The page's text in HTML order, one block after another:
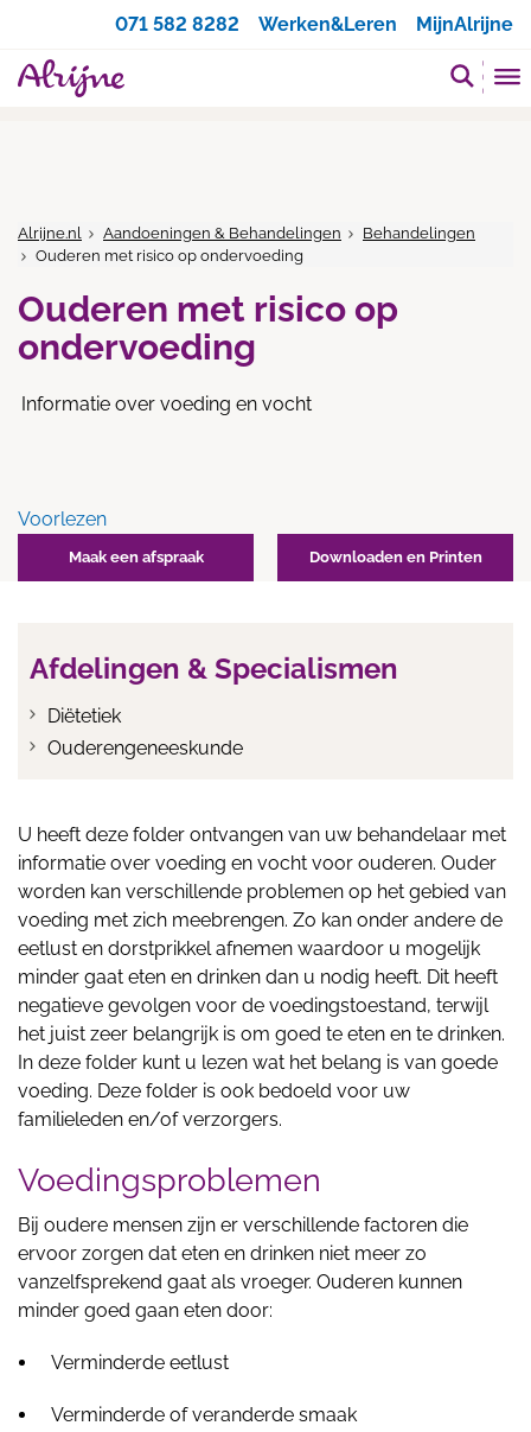
071 582 8282
Werken&Leren MijnAlrijne
Alrijne.nl Aandoeningen & Behandelingen
Behandelingen
Ouderen met risico op ondervoeding
Ouderen met risico op
ondervoeding
Informatie over voeding en vocht
Voorlezen
Maak een afspraak Downloaden en Printen
Afdelingen & Specialismen
Diëtetiek
Ouderengeneeskunde
U heeft deze folder ontvangen van uw behandelaar met
informatie over voeding en vocht voor ouderen. Ouder
worden kan verschillende problemen op het gebied van
voeding met zich meebrengen. Zo kan onder andere de
eetlust en dorstprikkel afnemen waardoor u mogelijk
minder gaat eten en drinken dan u nodig heeft. Dit heeft
negatieve gevolgen voor de voedingstoestand, terwijl
het juist zeer belangrijk is om goed te eten en te drinken.
In deze folder kunt u lezen wat het belang is van goede
voeding. Deze folder is ook bedoeld voor uw
familieleden en/of verzorgers.
Voedingsproblemen
Bij oudere mensen zijn er verschillende factoren die
ervoor zorgen dat eten en drinken niet meer zo
vanzelfsprekend gaat als vroeger. Ouderen kunnen
minder goed gaan eten door:
Verminderde eetlust
Verminderde of veranderde smaak